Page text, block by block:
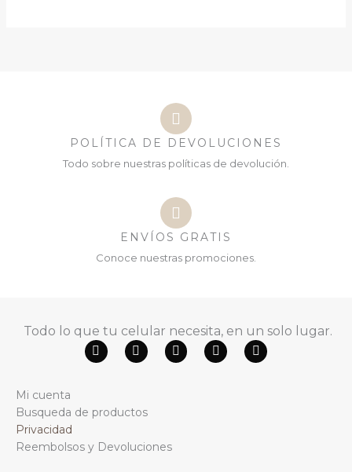
POLÍTICA DE DEVOLUCIONES
Todo sobre nuestras políticas de devolución.
ENVÍOS GRATIS
Conoce nuestras promociones.
Todo lo que tu celular necesita, en un solo lugar.
F
a
o
o
Y
o
b
e
W
h
T
i
I
n
Mi cuenta
Busqueda de productos
Privacidad
Reembolsos y Devoluciones